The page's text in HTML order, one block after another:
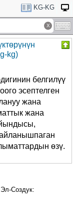
KG-KG
kg)
белгилүү
эсептелген
жана
жана
өзү.
Создук: